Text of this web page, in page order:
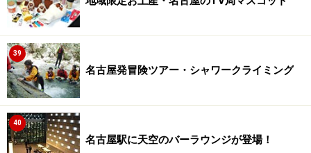
39
名古屋発冒険ツアー・シャワークライミング
40
名古屋駅に天空のバーラウンジが登場！